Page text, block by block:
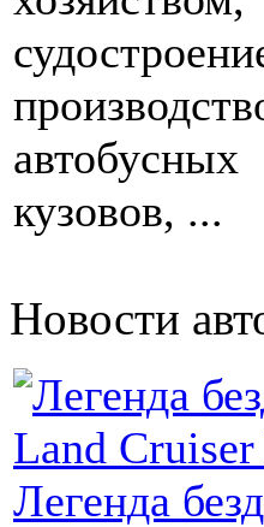
автобусных
кузовов, ...
Новости
Легенда